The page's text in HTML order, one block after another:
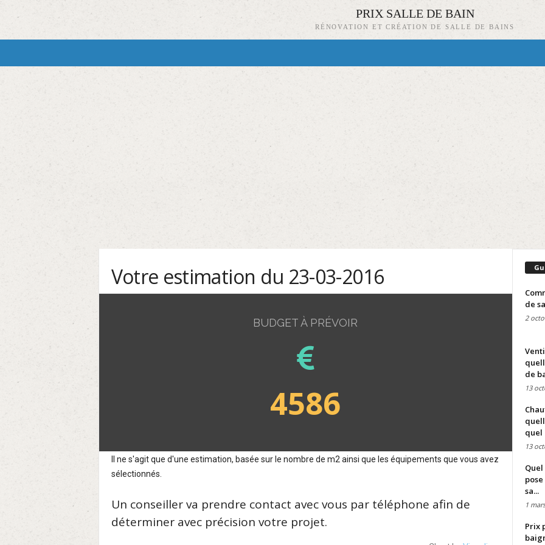
PRIX SALLE DE BAIN
RÉNOVATION ET CRÉATION DE SALLE DE BAINS
Votre estimation du 23-03-2016
BUDGET À PRÉVOIR
4586
Il ne s'agit que d'une estimation, basée sur le nombre de m2 ainsi que les équipements que vous avez
sélectionnés.
Un conseiller va prendre contact avec vous par téléphone afin de
déterminer avec précision votre projet.
de
2
de
13
quel
13
sa...
1
Prix